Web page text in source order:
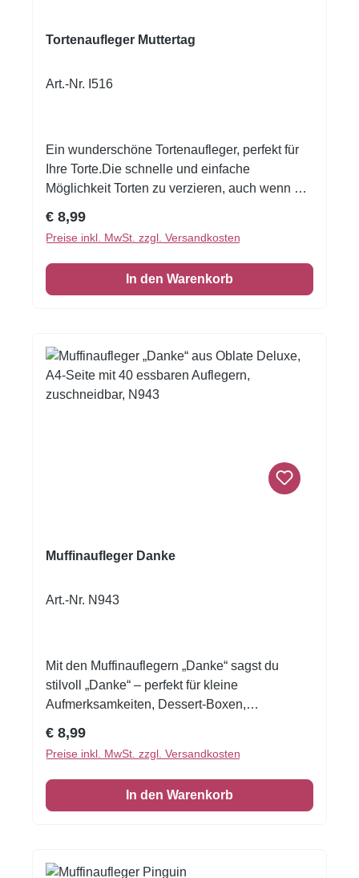
Tortenaufleger Muttertag
Art.-Nr. I516
Ein wunderschöne Tortenaufleger, perfekt für
Ihre Torte.Die schnelle und einfache
Möglichkeit Torten zu verzieren, auch wenn Sie
Oblate Deluxe Größe: ca A4
Regulärer Preis:
€ 8,99
Preise inkl. MwSt. zzgl. Versandkosten
In den Warenkorb
Muffinaufleger Danke
Art.-Nr. N943
Mit den Muffinauflegern „Danke“ sagst du
stilvoll „Danke“ – perfekt für kleine
Aufmerksamkeiten, Dessert-Boxen,
als liebevolles Detail am Sweet Table. Du
bekommst eine A4-Seite mit 40 essbaren
Auflegern aus Oblate Deluxe. So dekorierst du
schnell, sauber und ohne Vorkenntnisse:
Regulärer Preis:
€ 8,99
Preise inkl. MwSt. zzgl. Versandkosten
In den Warenkorb